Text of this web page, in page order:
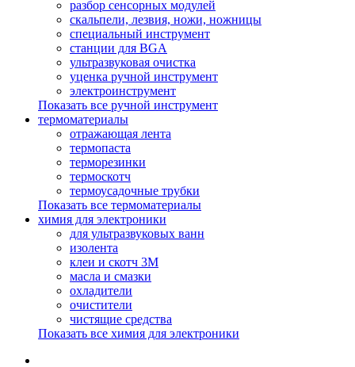
разбор сенсорных модулей
скальпели, лезвия, ножи, ножницы
специальный инструмент
станции для BGA
ультразвуковая очистка
уценка ручной инструмент
электроинструмент
Показать все ручной инструмент
термоматериалы
отражающая лента
термопаста
терморезинки
термоскотч
термоусадочные трубки
Показать все термоматериалы
химия для электроники
для ультразвуковых ванн
изолента
клеи и скотч 3М
масла и смазки
охладители
очистители
чистящие средства
Показать все химия для электроники